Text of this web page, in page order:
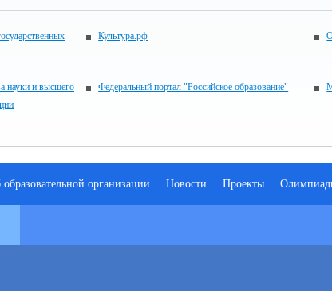
Культура.рф
науки и высшего
Федеральный портал "Российское образование"
организации Новости Проекты